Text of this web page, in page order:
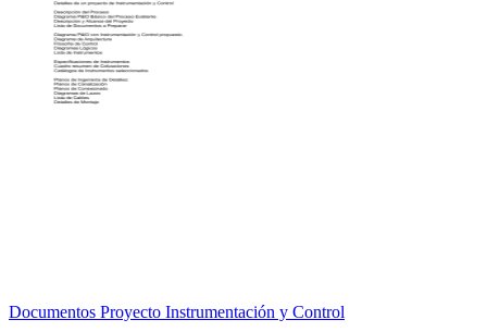
Documentos Proyecto Instrumentación y Control